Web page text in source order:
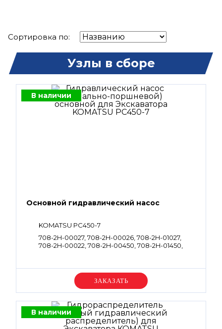
Сортировка по:
Узлы в сборе
В наличии
Основной гидравлический насос
KOMATSU PC450-7
708-2H-00027, 708-2H-00026, 708-2H-01027,
708-2H-00022, 708-2H-00450, 708-2H-01450,
Уточняйте цену
В наличии